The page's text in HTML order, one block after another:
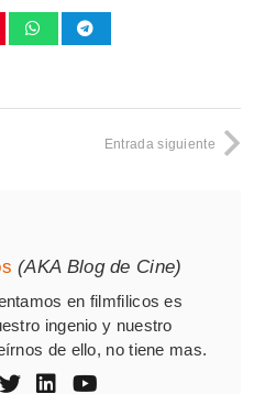
Entrada siguiente
(AKA Blog de Cine)
en filmfilicos es
ingenio y nuestro
de ello, no tiene mas.